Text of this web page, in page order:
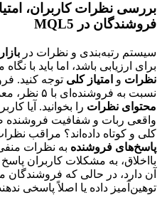
بررسی نظرات کاربران،
فروشندگان در MQL5
سیستم رتبه‌بندی و نظرات در بازار MQL5
برای ارزیابی باشد، اما باید با
نظرات و امتیاز کلی توجه کنید.
نسبت به فروشنده‌ای با ۵ نظر، معمولاً قابل اعتمادتر است. ثانیاً،
محتوای نظرات را بخوانید. آیا
واقعی ربات و شفافیت
کلی و کوتاه داده‌اند؟ مراقب
پاسخ‌های فروشنده به نظرات
بااخلاق، به مشکلات کاربران
آن دارد، در حالی که
توهین‌آمیز داده یا اصلاً پاسخی